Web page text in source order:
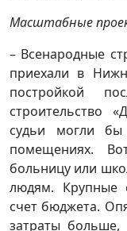
Масштабные
– Всенародные
приехали в
постройкой
строительство
судьи могли
помещениях.
больницу или
людям. Крупные
счет бюджета.
затраты